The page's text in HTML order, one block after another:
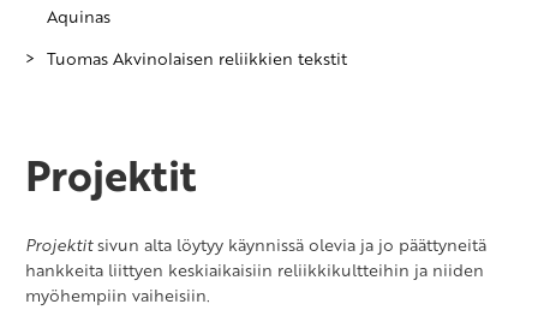
Aquinas
Tuomas Akvinolaisen reliikkien tekstit
Projektit
Projektitsivun alta löytyy käynnissä olevia ja jo päättyneitä
hankkeita liittyen keskiaikaisiin reliikkikultteihin ja niiden
myöhempiin vaiheisiin.